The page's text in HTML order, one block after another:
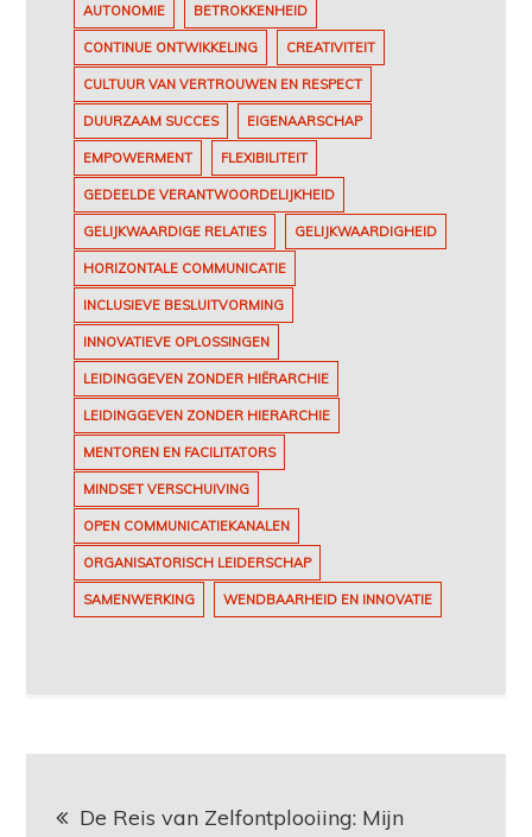
AUTONOMIE BETROKKENHEID
CONTINUE ONTWIKKELING CREATIVITEIT
CULTUUR VAN VERTROUWEN EN RESPECT
DUURZAAM SUCCES EIGENAARSCHAP
EMPOWERMENT FLEXIBILITEIT
GEDEELDE VERANTWOORDELIJKHEID
GELIJKWAARDIGE RELATIES GELIJKWAARDIGHEID
HORIZONTALE COMMUNICATIE
INCLUSIEVE BESLUITVORMING
INNOVATIEVE OPLOSSINGEN
LEIDINGGEVEN ZONDER HIËRARCHIE
LEIDINGGEVEN ZONDER HIERARCHIE
MENTOREN EN FACILITATORS
MINDSET VERSCHUIVING
OPEN COMMUNICATIEKANALEN
ORGANISATORISCH LEIDERSCHAP
SAMENWERKING WENDBAARHEID EN INNOVATIE
De Reis van Zelfontplooiing: Mijn